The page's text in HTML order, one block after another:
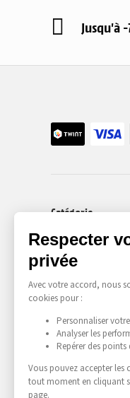
Jusqu'à
Catégorie
Smartphones